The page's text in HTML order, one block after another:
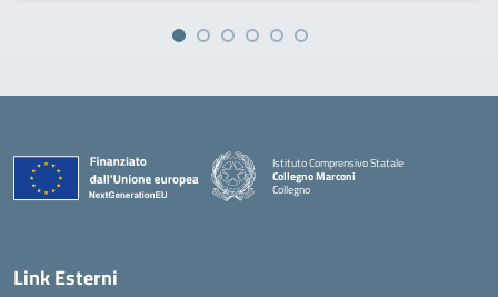
Istituto Comprensivo Statale
Collegno Marconi
Collegno
Link Esterni